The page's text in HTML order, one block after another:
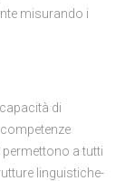
misurando i
di
a tutti
linguistiche-